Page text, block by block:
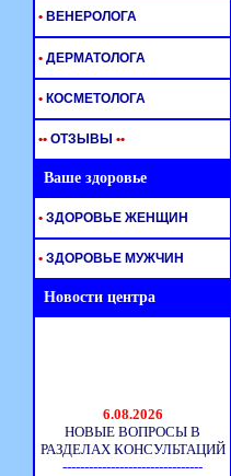
• ВЕНЕРОЛОГА
• ДЕРМАТОЛОГА
• КОСМЕТОЛОГА
•• ОТЗЫВЫ ••
Ваше здоровье
• ЗДОРОВЬЕ ЖЕНЩИН
• ЗДОРОВЬЕ МУЖЧИН
Новости центра